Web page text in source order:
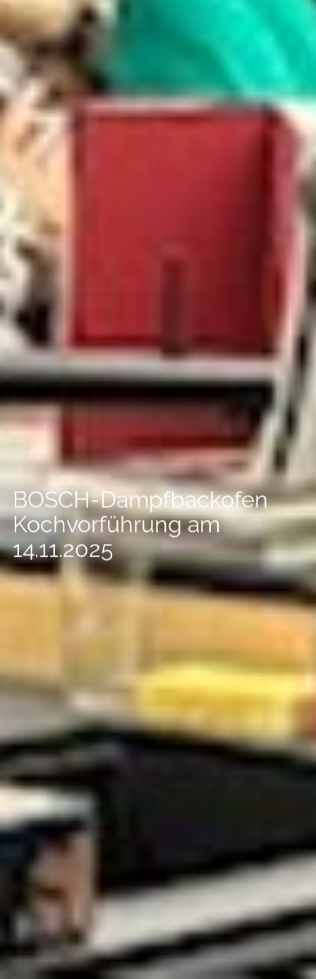
--
--
BOSCH-Dampfbackofen
Kochvorführung am
14.11.2025